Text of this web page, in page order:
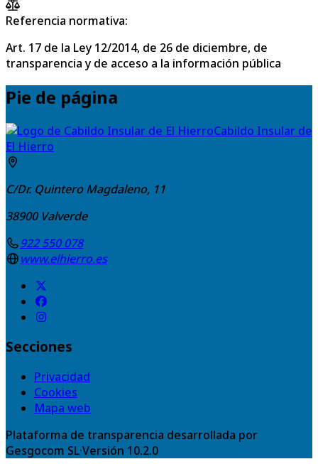
Referencia normativa:
Art. 17 de la Ley 12/2014, de 26 de diciembre, de
transparencia y de acceso a la información pública
Pie de página
Cabildo Insular de
El Hierro
C/Dr. Quintero Magdaleno, 11
38900 Valverde
922 550 078
www.elhierro.es
Secciones
Privacidad
Cookies
Mapa web
Plataforma de transparencia desarrollada por
Gesgocom SL·Versión 10.2.0